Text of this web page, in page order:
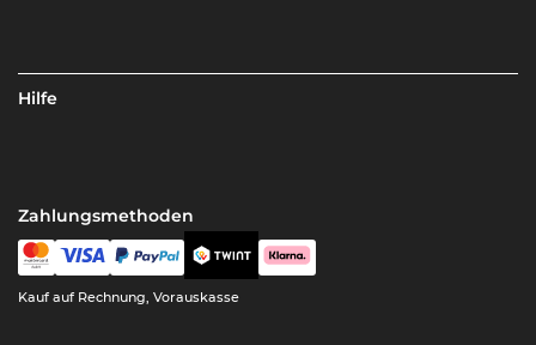
Hilfe
Zahlungsmethoden
Kauf auf Rechnung, Vorauskasse